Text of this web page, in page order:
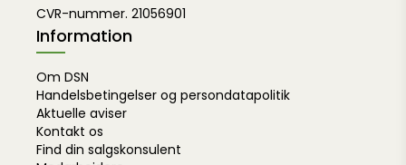
CVR-nummer. 21056901
Information
Om DSN
Handelsbetingelser og persondatapolitik
Aktuelle aviser
Kontakt os
Find din salgskonsulent